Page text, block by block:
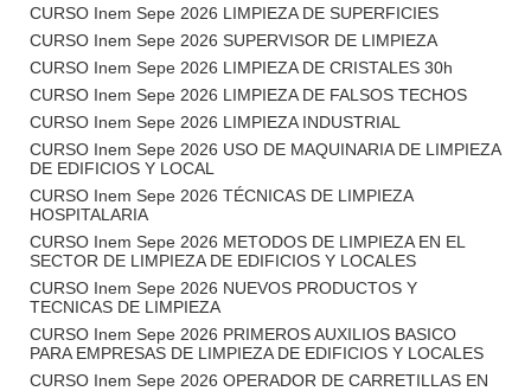
CURSO Inem Sepe 2026 LIMPIEZA DE SUPERFICIES
CURSO Inem Sepe 2026 SUPERVISOR DE LIMPIEZA
CURSO Inem Sepe 2026 LIMPIEZA DE CRISTALES 30h
CURSO Inem Sepe 2026 LIMPIEZA DE FALSOS TECHOS
CURSO Inem Sepe 2026 LIMPIEZA INDUSTRIAL
CURSO Inem Sepe 2026 USO DE MAQUINARIA DE LIMPIEZA
DE EDIFICIOS Y LOCAL
CURSO Inem Sepe 2026 TÉCNICAS DE LIMPIEZA
HOSPITALARIA
CURSO Inem Sepe 2026 METODOS DE LIMPIEZA EN EL
SECTOR DE LIMPIEZA DE EDIFICIOS Y LOCALES
CURSO Inem Sepe 2026 NUEVOS PRODUCTOS Y
TECNICAS DE LIMPIEZA
CURSO Inem Sepe 2026 PRIMEROS AUXILIOS BASICO
PARA EMPRESAS DE LIMPIEZA DE EDIFICIOS Y LOCALES
CURSO Inem Sepe 2026 OPERADOR DE CARRETILLAS EN